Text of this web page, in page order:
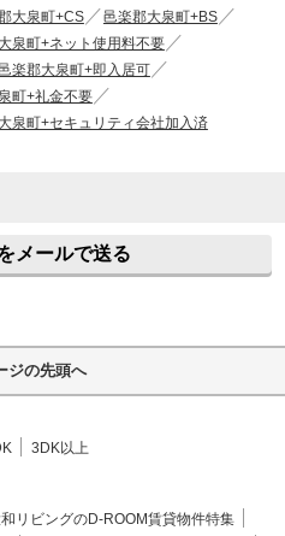
大泉町+CS
邑楽郡大泉町+BS
泉町+ネット使用料不要
楽郡大泉町+即入居可
町+礼金不要
泉町+セキュリティ会社加入済
メールで送る
ジの先頭へ
3DK以上
リビングのD-ROOM賃貸物件特集